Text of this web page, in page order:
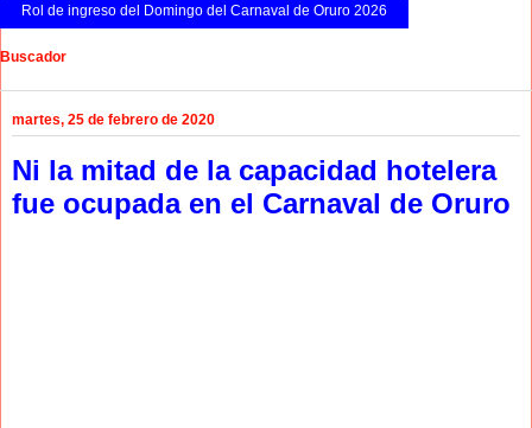
Rol de ingreso del Domingo del Carnaval de Oruro 2026
Buscador
martes, 25 de febrero de 2020
Ni la mitad de la capacidad hotelera
fue ocupada en el Carnaval de Oruro